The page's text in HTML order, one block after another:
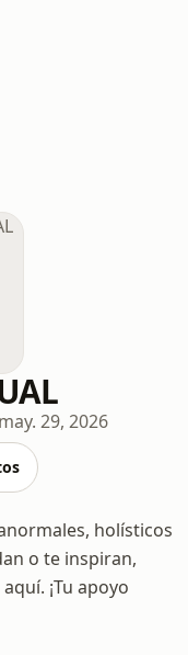
may. 29, 2026
holísticos
o te inspiran,
¡Tu apoyo